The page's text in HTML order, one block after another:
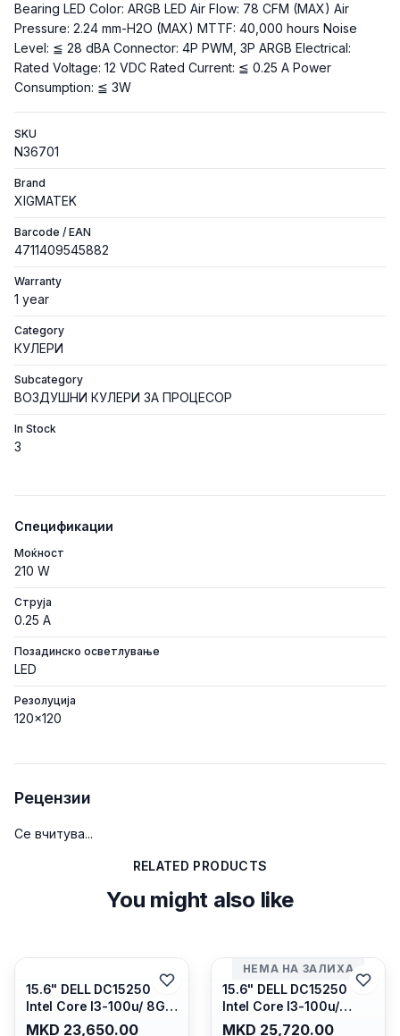
Bearing LED Color: ARGB LED Air Flow: 78 CFM (MAX) Air
Pressure: 2.24 mm-H2O (MAX) MTTF: 40,000 hours Noise
Level: ≦ 28 dBA Connector: 4P PWM, 3P ARGB Electrical:
Rated Voltage: 12 VDC Rated Current: ≦ 0.25 A Power
Consumption: ≦ 3W
SKU
N36701
Brand
XIGMATEK
Barcode / EAN
4711409545882
Warranty
1 year
Category
КУЛЕРИ
Subcategory
ВОЗДУШНИ КУЛЕРИ ЗА ПРОЦЕСОР
In Stock
3
Спецификации
Моќност
210 W
Струја
0.25 A
Позадинско осветлување
LED
Резолуција
120x120
Рецензии
Се вчитува...
RELATED PRODUCTS
You might also like
15.6" DELL DC15250
Intel Core I3-100u/ 8GB
DDR4/ 512GB SSD M.2/
MKD 23,650.00
НЕМА НА ЗАЛИХА
15.6" DELL DC15250
Intel Core I3-100u/
16GB DDR4/ 512GB SSD
MKD 25,720.00